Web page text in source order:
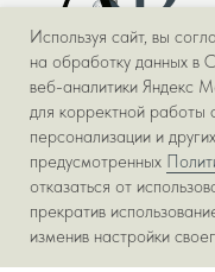
© АРТиФЛО, 2013-2026
Используя сайт, вы
на обработку данных в
веб-аналитики Яндекс
для корректной работы
персонализации и
предусмотренных
отказаться от
прекратив
изменив настройки